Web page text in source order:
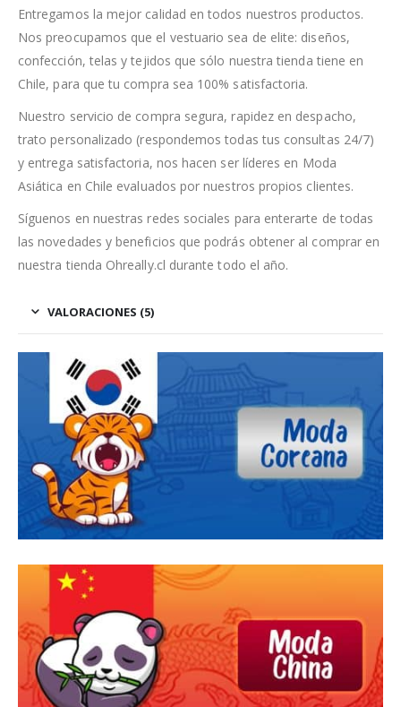
Entregamos la mejor calidad en todos nuestros productos.
Nos preocupamos que el vestuario sea de elite: diseños,
confección, telas y tejidos que sólo nuestra tienda tiene en
Chile, para que tu compra sea 100% satisfactoria.
Nuestro servicio de compra segura, rapidez en despacho,
trato personalizado (respondemos todas tus consultas 24/7)
y entrega satisfactoria, nos hacen ser líderes en Moda
Asiática en Chile evaluados por nuestros propios clientes.
Síguenos en nuestras redes sociales para enterarte de todas
las novedades y beneficios que podrás obtener al comprar en
nuestra tienda Ohreally.cl durante todo el año.
VALORACIONES (5)